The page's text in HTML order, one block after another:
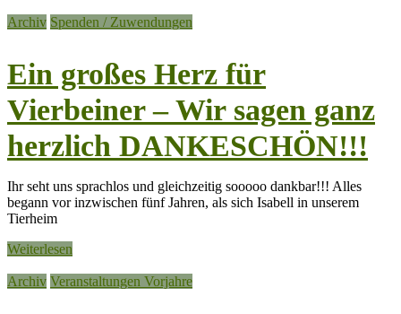
Archiv Spenden / Zuwendungen
Ein großes Herz für
Vierbeiner – Wir sagen ganz
herzlich DANKESCHÖN!!!
Ihr seht uns sprachlos und gleichzeitig sooooo dankbar!!! Alles
begann vor inzwischen fünf Jahren, als sich Isabell in unserem
Tierheim
Weiterlesen
Archiv Veranstaltungen Vorjahre